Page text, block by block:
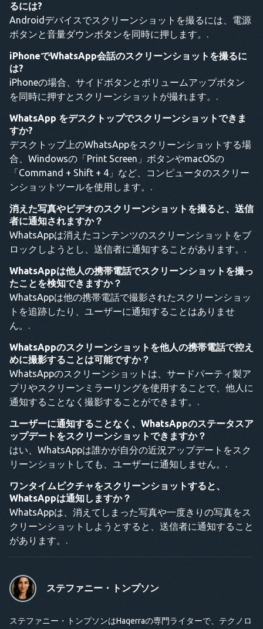
るには?
Androidデバイスでスクリーンショットを撮るには、電源
ボタンと音量ダウンボタンを同時に押します。.
iPhoneでWhatsApp会話のスクリーンショットを撮るに
は?
iPhoneの場合、サイドボタンとボリュームアップボタン
を同時に押すとスクリーンショットが撮れます。.
WhatsApp をデスクトップでスクリーンショットできま
すか?
デスクトップ上のWhatsAppをスクリーンショットする場
合、Windowsの「Print Screen」ボタンやmacOSの
「Command + Shift + 4」など、コンピュータのスクリー
ンショットツールを使用します。.
消えた写真やビデオのスクリーンショットを撮ると、送信
者に通知されますか？
WhatsAppは消えたコンテンツのスクリーンショットをブ
ロックしようとし、送信者に通知することがあります。.
WhatsAppは他人の携帯電話でスクリーンショットを撮っ
たことを検知できますか？
WhatsAppは他の携帯電話で撮影されたスクリーンショッ
トを追跡したり、ユーザーに通知することはありませ
ん。.
WhatsAppのスクリーンショットを他人の携帯電話で控え
めに撮影することは可能ですか？
WhatsAppのスクリーンショットは、サードパーティ製ア
プリやスクリーンミラーリングを使用することで、他人に
通知することなく撮影することができます。.
ユーザーに通知することなく、WhatsAppのステータスア
ップデートをスクリーンショットできますか？
はい、WhatsAppは誰かが自分の近況アップデートをスク
リーンショットしても、ユーザーに通知しません。.
ワンタイムピクチャをスクリーンショットすると、
WhatsAppは通知しますか？
WhatsAppは、消えてしまった写真や一度きりの写真をス
クリーンショットしようとすると、送信者に通知すること
があります。.
ステファニー・トンプソン
ステファニー・トンプソンはHaqerraの専門ライターで、テクノロ